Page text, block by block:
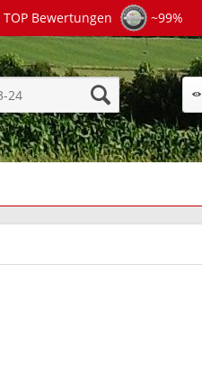
TOP Bewertungen ~99%